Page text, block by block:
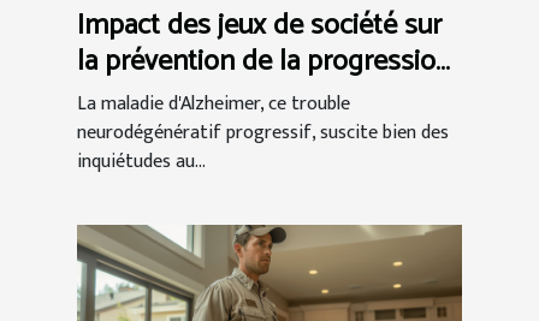
Impact des jeux de société sur
la prévention de la progression
d'Alzheimer
La maladie d'Alzheimer, ce trouble
neurodégénératif progressif, suscite bien des
inquiétudes au...